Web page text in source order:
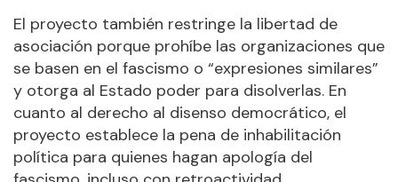
El proyecto también restringe la libertad de
asociación porque prohíbe las organizaciones que
se basen en el fascismo o “expresiones similares”
y otorga al Estado poder para disolverlas. En
cuanto al derecho al disenso democrático, el
proyecto establece la pena de inhabilitación
política para quienes hagan apología del